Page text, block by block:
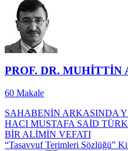
PROF. DR. MUHİTTİN
60 Makale
SAHABENİN ARKASINDA
HACI MUSTAFA SAİD TÜRK
BİR ALİMİN VEFATI
“Tasavvuf Terimleri Sözlüğü”